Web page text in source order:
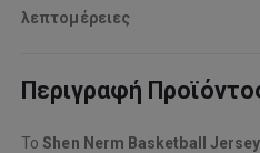
λεπτομέρειες
Περιγραφή
ΤοShen Nerm Basketball Jersey